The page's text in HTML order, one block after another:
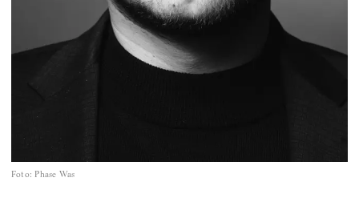
Foto: Phase Was